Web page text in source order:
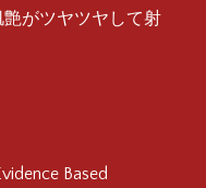
艶がツヤツヤして射
Based